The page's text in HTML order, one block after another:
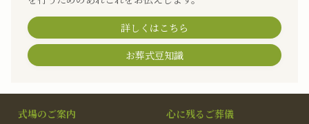
詳しくはこちら
お葬式豆知識
式場のご案内
心に残るご葬儀